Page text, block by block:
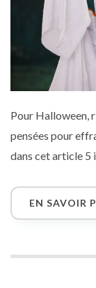
Pour Halloween,
pensées pour
dans cet article 5
Parfait pour faire
collègues, sans
d’humour et de
EN SAVOIR